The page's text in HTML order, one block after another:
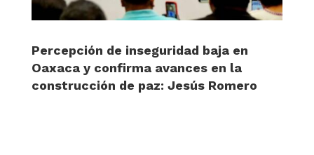
Percepción de inseguridad baja en
Oaxaca y confirma avances en la
construcción de paz: Jesús Romero